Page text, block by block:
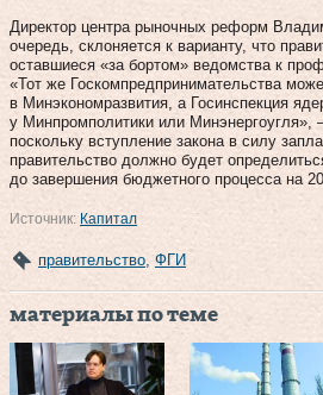
Директор центра рыночных реформ
очередь, склоняется к варианту, что
оставшиеся «за бортом» ведомства к
«Тот же Госкомпредпринимательства
в Минэкономразвития, а Госинспекция
у Минпромполитики или
поскольку вступление закона в силу
правительство должно будет
до завершения бюджетного процесса на
Источник: Капитал
правительство, ФГИ
материалы по теме